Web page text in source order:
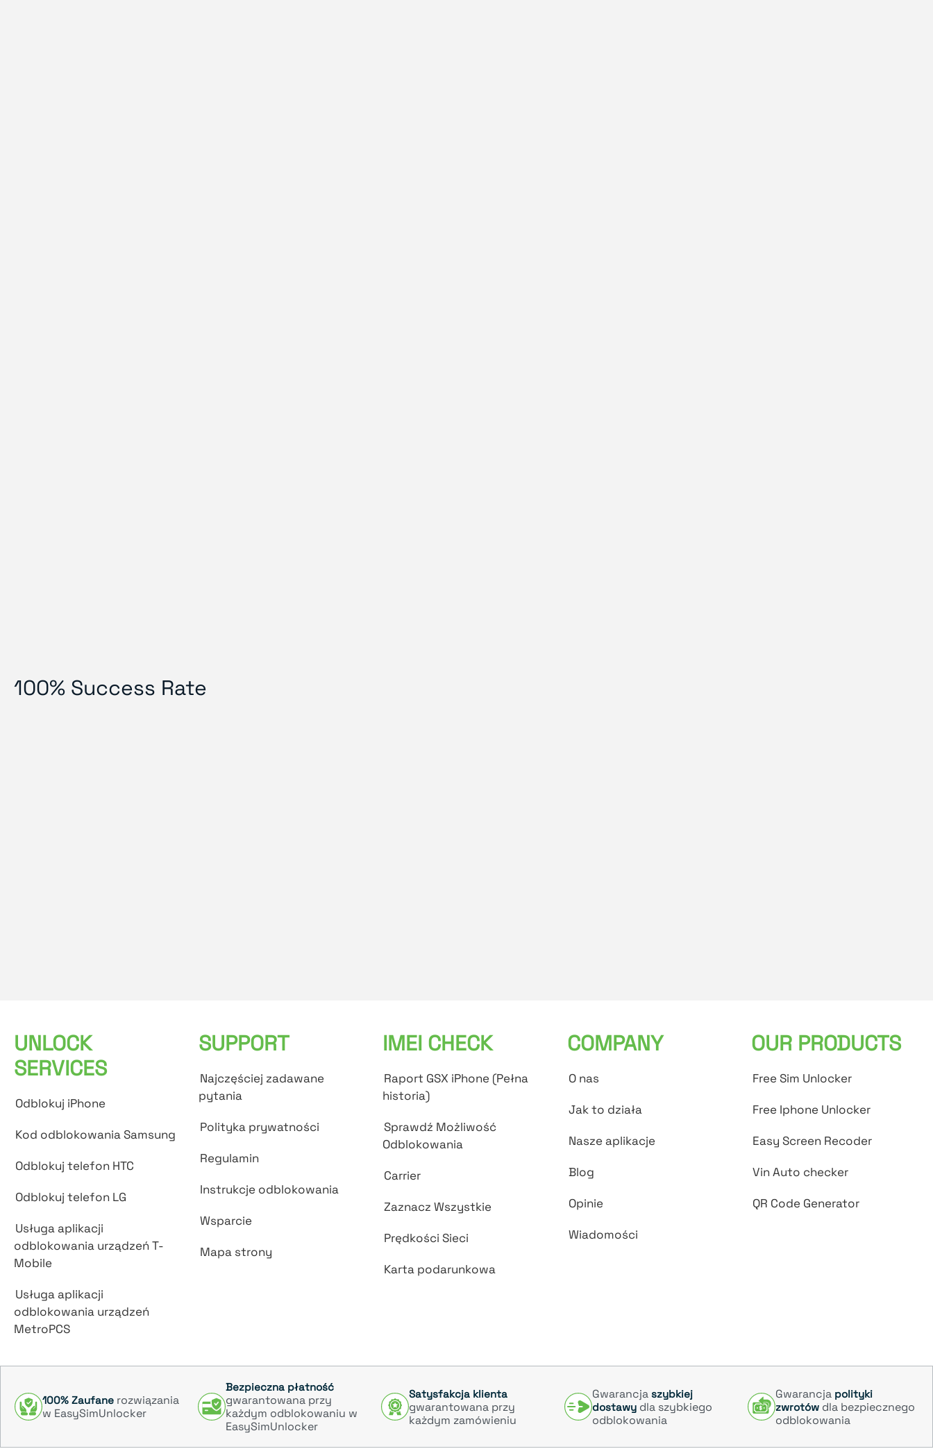
100% Success Rate
UNLOCK
SERVICES
Odblokuj iPhone
Kod odblokowania Samsung
Odblokuj telefon HTC
Odblokuj telefon LG
Usługa aplikacji
odblokowania urządzeń T-
Mobile
Usługa aplikacji
odblokowania urządzeń
MetroPCS
SUPPORT
Najczęściej zadawane
pytania
Polityka prywatności
Regulamin
Instrukcje odblokowania
Wsparcie
Mapa strony
IMEI CHECK
Raport GSX iPhone (Pełna
historia)
Sprawdź Możliwość
Odblokowania
Carrier
Zaznacz Wszystkie
Prędkości Sieci
Karta podarunkowa
COMPANY
O nas
Jak to działa
Nasze aplikacje
Blog
Opinie
Wiadomości
OUR PRODUCTS
Free Sim Unlocker
Free Iphone Unlocker
Easy Screen Recoder
Vin Auto checker
QR Code Generator
100% Zaufane rozwiązania
w EasySimUnlocker
Bezpieczna płatność
gwarantowana przy
każdym odblokowaniu w
EasySimUnlocker
Satysfakcja klienta
gwarantowana przy
każdym zamówieniu
Gwarancja szybkiej
dostawy dla szybkiego
odblokowania
Gwarancja polityki
zwrotów dla bezpiecznego
odblokowania